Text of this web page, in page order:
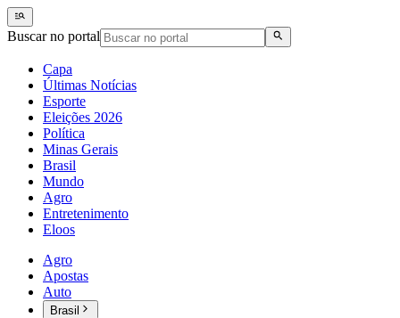
Buscar no portal
Capa
Últimas Notícias
Esporte
Eleições 2026
Política
Minas Gerais
Brasil
Mundo
Agro
Entretenimento
Eloos
Agro
Apostas
Auto
Brasil